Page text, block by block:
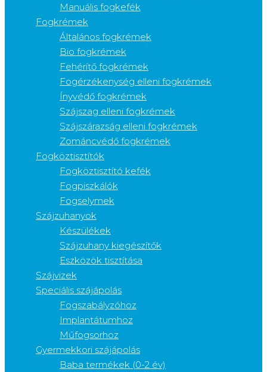
Manuális fogkefék
Fogkrémek
Általános fogkrémek
Bio fogkrémek
Fehérítő fogkrémek
Fogérzékenység elleni fogkrémek
Ínyvédő fogkrémek
Szájszag elleni fogkrémek
Szájszárazság elleni fogkrémek
Zománcvédő fogkrémek
Fogköztisztítók
Fogköztisztító kefék
Fogpiszkálók
Fogselymek
Szájzuhanyok
Készülékek
Szájzuhany kiegészítők
Eszközök tisztítása
Szájvizek
Speciális szájápolás
Fogszabályzóhoz
Implantátumhoz
Műfogsorhoz
Gyermekkori szájápolás
Baba termékek (0-2 év)